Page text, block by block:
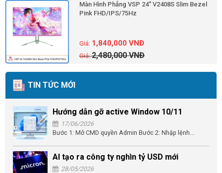
Màn Hình Phẳng VSP 24'' V2408S Slim Bezel
Pink FHD/IPS/75Hz
2,480,000VNĐ
1,840,000VNĐ
TIN TỨC MỚI
Hướng dẫn gỡ active Window 10/11
17/06/2026
Bước 1: Mở CMD quyền Admin Bước 2: Nhập lệnh...
AI tạo ra công ty nghìn tỷ USD mới
28/05/2026